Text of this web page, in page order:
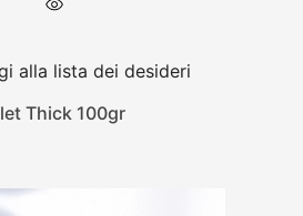
alla lista dei desideri
Thick 100gr